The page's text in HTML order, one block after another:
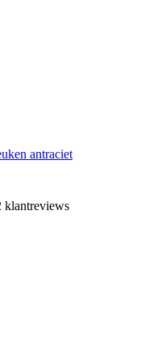
antraciet
klantreviews